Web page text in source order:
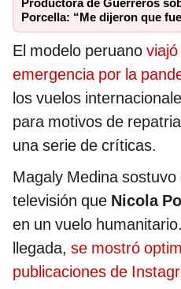
Productora de Guerreros
Porcella: “Me dijeron que
El modelo peruano
emergencia por la
los vuelos
para motivos de
una serie de críticas.
Magaly Medina
televisión que Nicola
en un vuelo
llegada, se mostró
publicaciones de